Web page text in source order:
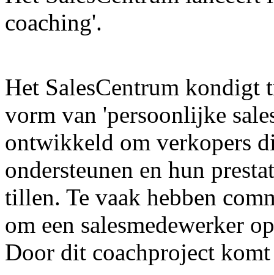
coaching'.
Het SalesCentrum kondigt
vorm van 'persoonlijke
ontwikkeld om verkopers
ondersteunen en hun
tillen. Te vaak hebben
om een salesmedewerker
Door dit coachproject